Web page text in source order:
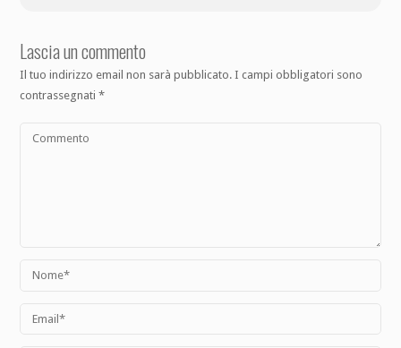
Lascia un commento
Il tuo indirizzo email non sarà pubblicato. I campi obbligatori sono
contrassegnati*